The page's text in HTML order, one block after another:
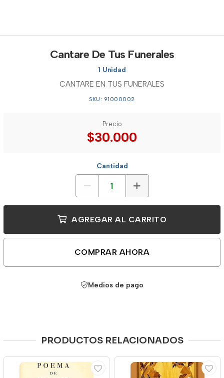
Cantare De Tus Funerales
1 Unidad
CANTARE EN TUS FUNERALES
SKU: 91000002
Precio
$30.000
Cantidad
AGREGAR AL CARRITO
COMPRAR AHORA
Medios de pago
PRODUCTOS RELACIONADOS